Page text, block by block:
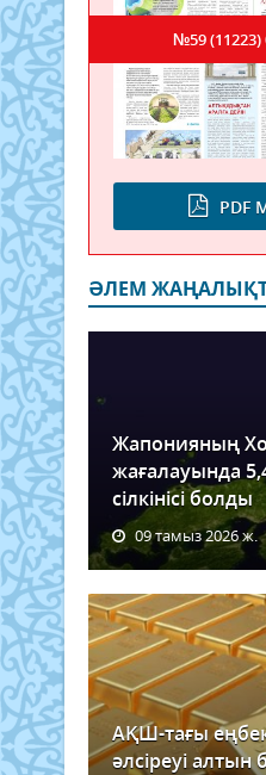
PDF
№59 (11223)
ӘЛЕМ
Жапонияның
жағалауында
сілкінісі болды
09 тамыз 2026 ж.
АҚШ-тағы
әлсіреуі алтын